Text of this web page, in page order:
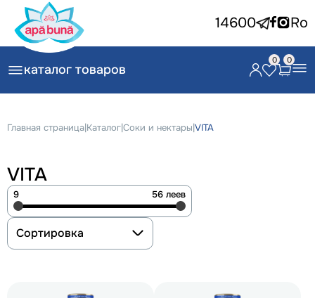
14600 Ro
каталог товаров
0 0
Главная страница|Каталог|Соки и нектары|VITA
VITA
9 56 леев
Сортировка